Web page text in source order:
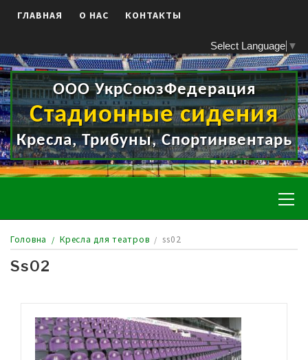
ГЛАВНАЯ О НАС КОНТАКТЫ
Select Language ▼
ООО УкрСоюзФедерация
Стадионные сидения
Кресла, Трибуны, Спортинвентарь
Головна Кресла для театров ss02
Ss02